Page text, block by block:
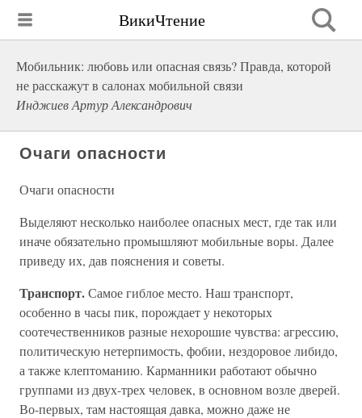
ВикиЧтение
Мобильник: любовь или опасная связь? Правда, которой
не расскажут в салонах мобильной связи
Инджиев Артур Александрович
Очаги опасности
Очаги опасности
Выделяют несколько наиболее опасных мест, где так или
иначе обязательно промышляют мобильные воры. Далее
приведу их, дав пояснения и советы.
Транспорт.Самое гиблое место. Наш транспорт,
особенно в часы пик, порождает у некоторых
соотечественников разные нехорошие чувства: агрессию,
политическую нетерпимость, фобии, нездоровое либидо,
а также клептоманию. Карманники работают обычно
группами из двух-трех человек, в основном возле дверей.
Во-первых, там настоящая давка, можно даже не